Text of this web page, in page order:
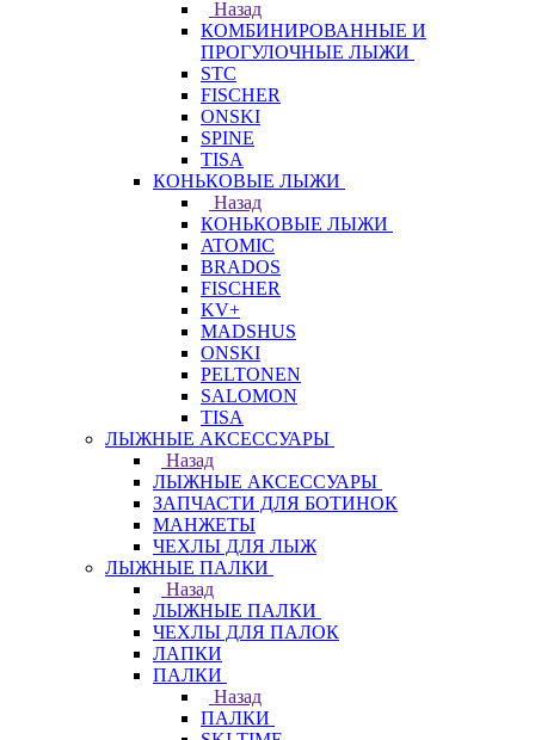
Назад
КОМБИНИРОВАННЫЕ И
ПРОГУЛОЧНЫЕ ЛЫЖИ
STC
FISCHER
ONSKI
SPINE
TISA
КОНЬКОВЫЕ ЛЫЖИ
Назад
КОНЬКОВЫЕ ЛЫЖИ
ATOMIC
BRADOS
FISCHER
KV+
MADSHUS
ONSKI
PELTONEN
SALOMON
TISA
ЛЫЖНЫЕ АКСЕССУАРЫ
Назад
ЛЫЖНЫЕ АКСЕССУАРЫ
ЗАПЧАСТИ ДЛЯ БОТИНОК
МАНЖЕТЫ
ЧЕХЛЫ ДЛЯ ЛЫЖ
ЛЫЖНЫЕ ПАЛКИ
Назад
ЛЫЖНЫЕ ПАЛКИ
ЧЕХЛЫ ДЛЯ ПАЛОК
ЛАПКИ
ПАЛКИ
Назад
ПАЛКИ